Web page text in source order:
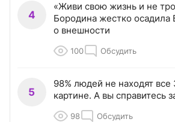
4
«Живи свою жизнь и не
Бородина жестко осадила
о внешности
100 Обсудить
5
98% людей не находят
картине. А вы справитесь
98 Обсудить